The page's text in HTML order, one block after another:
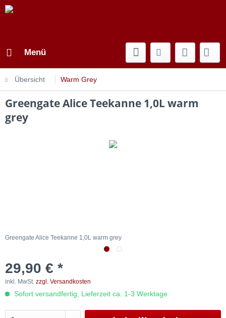
Menü
Übersicht Warm Grey
Greengate Alice Teekanne 1,0L warm
grey
Greengate Alice Teekanne 1,0L warm grey
29,90 € *
inkl. MwSt. zzgl. Versandkosten
Sofort versandfertig, Lieferzeit ca. 1-3 Werktage